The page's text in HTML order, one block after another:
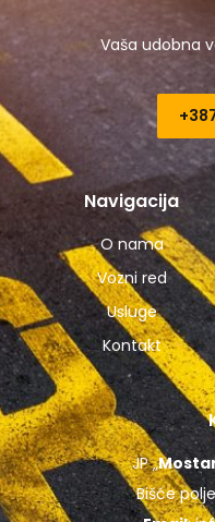
Vaša udobna
Navigacija
O nama
Vozni red
Usluge
Kontakt
JP „
Bišće